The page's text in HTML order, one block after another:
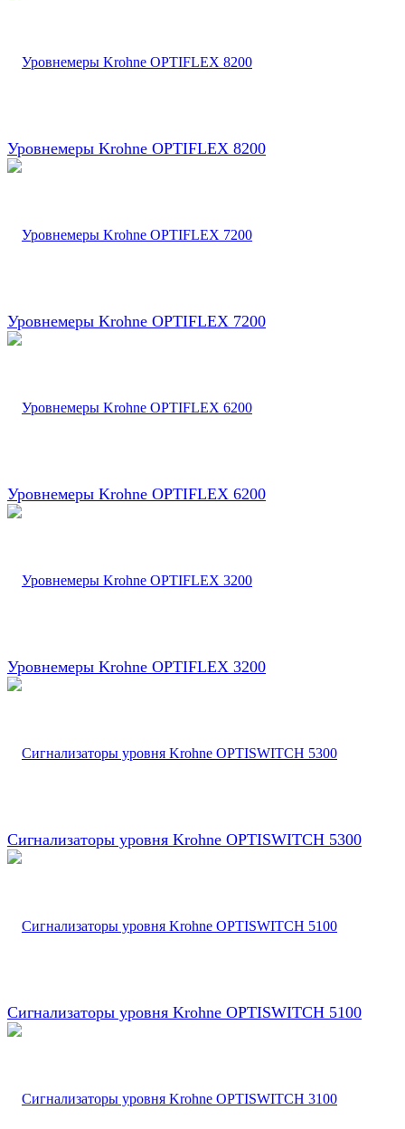
Уровнемеры Krohne OPTIFLEX 8200
Уровнемеры Krohne OPTIFLEX 7200
Уровнемеры Krohne OPTIFLEX 6200
Уровнемеры Krohne OPTIFLEX 3200
Сигнализаторы уровня Krohne OPTISWITCH 5300
Сигнализаторы уровня Krohne OPTISWITCH 5100